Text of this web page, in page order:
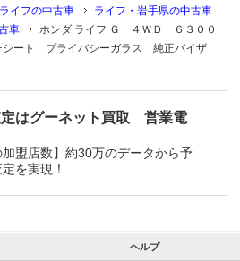
ライフの中古車
ライフ・岩手県の中古車
車
ホンダ ライフ Ｇ ４ＷＤ ６３００
ート プライバシーガラス 純正バイザ
はグーネット買取 営業電
加盟店数】約30万のデータから予
を実現！
ヘルプ